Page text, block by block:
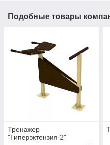
Подобные товары
Тренажер
"Гиперэктензия-2"